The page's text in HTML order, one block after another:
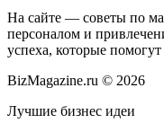
На сайте — советы по
персоналом и
успеха, которые
BizMagazine.ru © 2026
Лучшие бизнес идеи